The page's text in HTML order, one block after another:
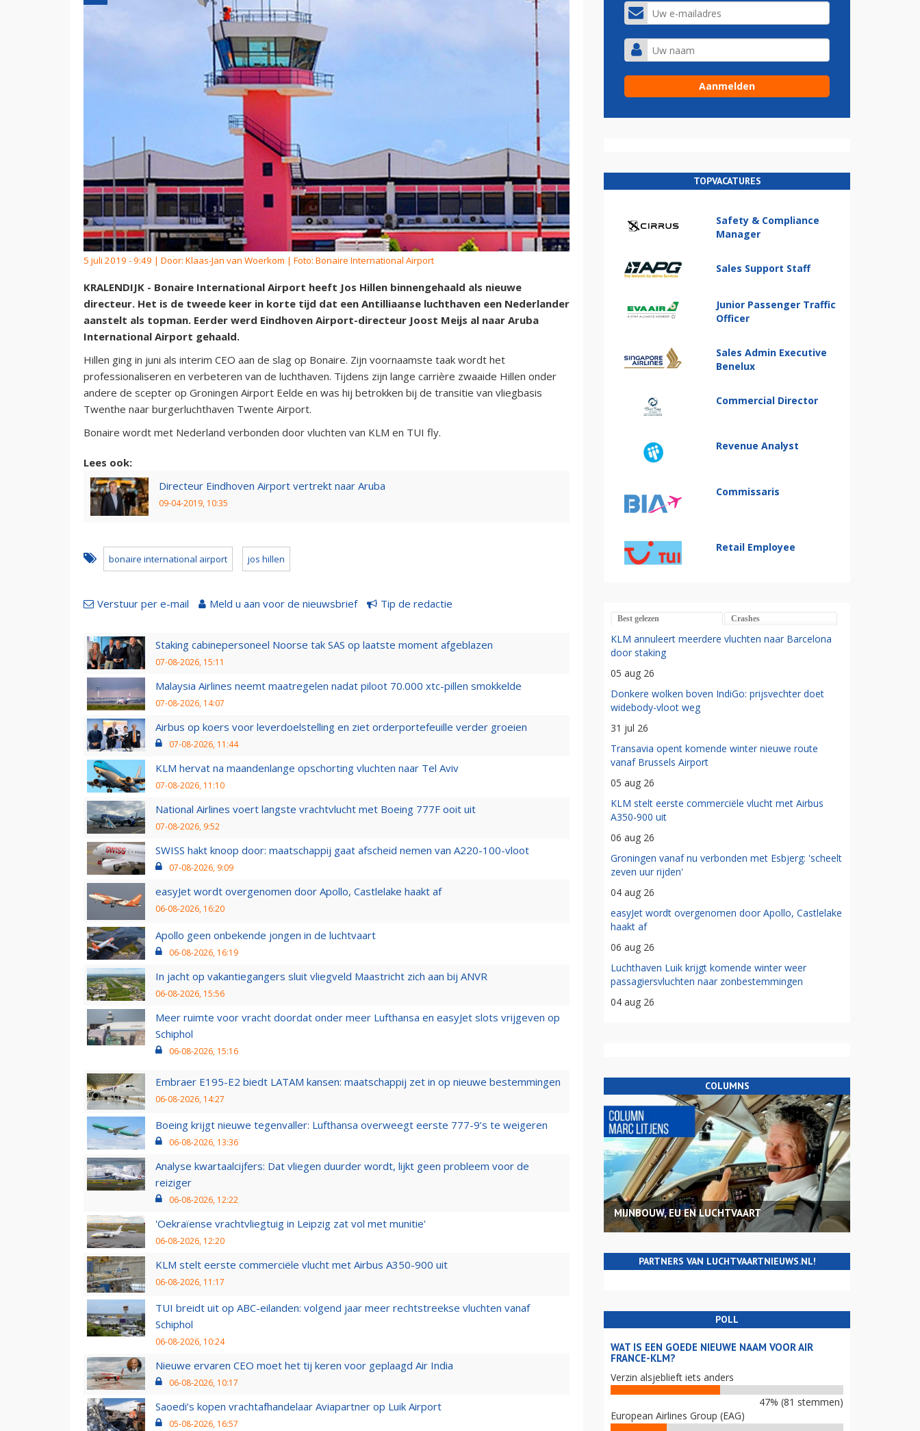
5 juli 2019 - 9:49 | Door: Klaas-Jan van Woerkom | Foto: Bonaire International Airport
KRALENDIJK - Bonaire International Airport heeft Jos Hillen binnengehaald als nieuwe
directeur. Het is de tweede keer in korte tijd dat een Antilliaanse luchthaven een Nederlander
aanstelt als topman. Eerder werd Eindhoven Airport-directeur Joost Meijs al naar Aruba
International Airport gehaald.
Hillen ging in juni als interim CEO aan de slag op Bonaire. Zijn voornaamste taak wordt het
professionaliseren en verbeteren van de luchthaven. Tijdens zijn lange carrière zwaaide Hillen onder
andere de scepter op Groningen Airport Eelde en was hij betrokken bij de transitie van vliegbasis
Twenthe naar burgerluchthaven Twente Airport.
Bonaire wordt met Nederland verbonden door vluchten van KLM en TUI fly.
Lees ook:
Directeur Eindhoven Airport vertrekt naar Aruba
09-04-2019, 10:35
bonaire international airport jos hillen
Verstuur per e-mail Meld u aan voor de nieuwsbrief Tip de redactie
Staking cabinepersoneel Noorse tak SAS op laatste moment afgeblazen
07-08-2026, 15:11
Malaysia Airlines neemt maatregelen nadat piloot 70.000 xtc-pillen smokkelde
07-08-2026, 14:07
Airbus op koers voor leverdoelstelling en ziet orderportefeuille verder groeien
07-08-2026, 11:44
KLM hervat na maandenlange opschorting vluchten naar Tel Aviv
07-08-2026, 11:10
National Airlines voert langste vrachtvlucht met Boeing 777F ooit uit
07-08-2026, 9:52
SWISS hakt knoop door: maatschappij gaat afscheid nemen van A220-100-vloot
07-08-2026, 9:09
easyJet wordt overgenomen door Apollo, Castlelake haakt af
06-08-2026, 16:20
Apollo geen onbekende jongen in de luchtvaart
06-08-2026, 16:19
In jacht op vakantiegangers sluit vliegveld Maastricht zich aan bij ANVR
06-08-2026, 15:56
Meer ruimte voor vracht doordat onder meer Lufthansa en easyJet slots vrijgeven op
Schiphol
06-08-2026, 15:16
Embraer E195-E2 biedt LATAM kansen: maatschappij zet in op nieuwe bestemmingen
06-08-2026, 14:27
Boeing krijgt nieuwe tegenvaller: Lufthansa overweegt eerste 777-9’s te weigeren
06-08-2026, 13:36
Analyse kwartaalcijfers: Dat vliegen duurder wordt, lijkt geen probleem voor de
reiziger
06-08-2026, 12:22
'Oekraïense vrachtvliegtuig in Leipzig zat vol met munitie'
06-08-2026, 12:20
KLM stelt eerste commerciële vlucht met Airbus A350-900 uit
06-08-2026, 11:17
TUI breidt uit op ABC-eilanden: volgend jaar meer rechtstreekse vluchten vanaf
Schiphol
06-08-2026, 10:24
Nieuwe ervaren CEO moet het tij keren voor geplaagd Air India
06-08-2026, 10:17
Saoedi’s kopen vrachtafhandelaar Aviapartner op Luik Airport
05-08-2026, 16:57
TOPVACATURES
Safety & Compliance
Manager
Sales Support Staff
Junior Passenger Traffic
Officer
Sales Admin Executive
Benelux
Commercial Director
Revenue Analyst
Commissaris
Retail Employee
Best gelezen Crashes
KLM annuleert meerdere vluchten naar Barcelona
door staking
05 aug 26
Donkere wolken boven IndiGo: prijsvechter doet
widebody-vloot weg
31 jul 26
Transavia opent komende winter nieuwe route
vanaf Brussels Airport
05 aug 26
KLM stelt eerste commerciële vlucht met Airbus
A350-900 uit
06 aug 26
Groningen vanaf nu verbonden met Esbjerg: 'scheelt
zeven uur rijden'
04 aug 26
easyJet wordt overgenomen door Apollo, Castlelake
haakt af
06 aug 26
Luchthaven Luik krijgt komende winter weer
passagiersvluchten naar zonbestemmingen
04 aug 26
COLUMNS
MIJNBOUW, EU EN LUCHTVAART
PARTNERS VAN LUCHTVAARTNIEUWS.NL!
POLL
WAT IS EEN GOEDE NIEUWE NAAM VOOR AIR
FRANCE-KLM?
Verzin alsjeblieft iets anders
47% (81 stemmen)
European Airlines Group (EAG)